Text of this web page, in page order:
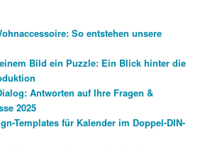
So entstehen unsere
Bild ein Puzzle: Ein Blick hinter die
Antworten auf Ihre Fragen &
2025
Templates für Kalender im Doppel-DIN-